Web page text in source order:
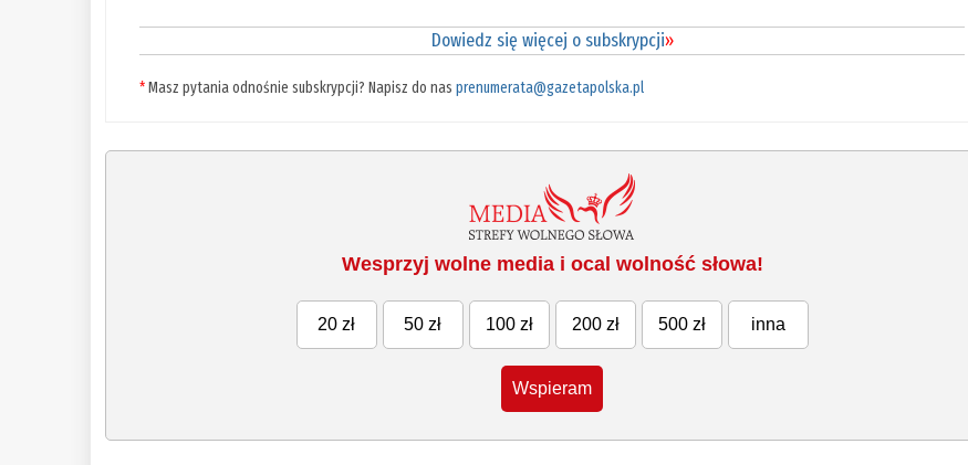
Dowiedz się więcej o subskrypcji»
*Masz pytania odnośnie subskrypcji? Napisz do nasprenumerata@gazetapolska.pl
Wesprzyj wolne media i ocal wolność słowa!
20 zł 50 zł 100 zł 200 zł 500 zł inna
Wspieram